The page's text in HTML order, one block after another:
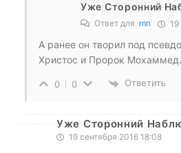
Уже Сторонний
Ответ для mn
А ранее он творил под
Христос и Пророк Мохаммед.
0 0 Ответить
Уже Сторонний
19 сентября 2016 18:08